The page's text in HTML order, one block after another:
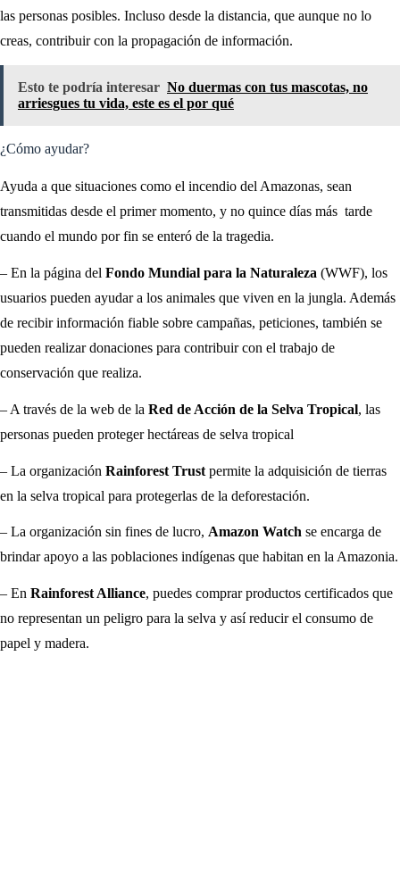
las personas posibles. Incluso desde la distancia, que aunque no lo
creas, contribuir con la propagación de información.
Esto te podría interesar No duermas con tus mascotas, no
arriesgues tu vida, este es el por qué
¿Cómo ayudar?
Ayuda a que situaciones como el incendio del Amazonas, sean
transmitidas desde el primer momento, y no quince días más tarde
cuando el mundo por fin se enteró de la tragedia.
– En la página del Fondo Mundial para la Naturaleza (WWF), los
usuarios pueden ayudar a los animales que viven en la jungla. Además
de recibir información fiable sobre campañas, peticiones, también se
pueden realizar donaciones para contribuir con el trabajo de
conservación que realiza.
– A través de la web de la Red de Acción de la Selva Tropical, las
personas pueden proteger hectáreas de selva tropical
– La organización Rainforest Trust permite la adquisición de tierras
en la selva tropical para protegerlas de la deforestación.
– La organización sin fines de lucro, Amazon Watch se encarga de
brindar apoyo a las poblaciones indígenas que habitan en la Amazonia.
– En Rainforest Alliance, puedes comprar productos certificados que
no representan un peligro para la selva y así reducir el consumo de
papel y madera.